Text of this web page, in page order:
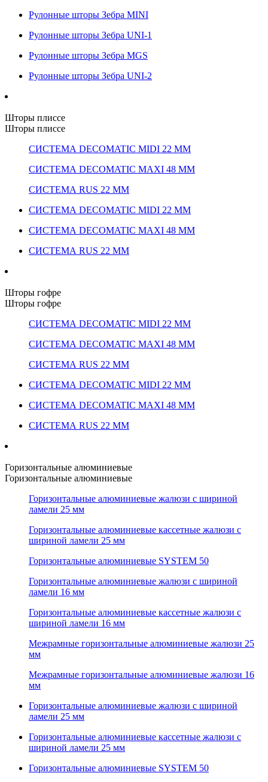
Рулонные шторы Зебра MINI
Рулонные шторы Зебра UNI-1
Рулонные шторы Зебра MGS
Рулонные шторы Зебра UNI-2
Шторы плиссе
Шторы плиссе
СИСТЕМА DECOMATIC MIDI 22 ММ
СИСТЕМА DECOMATIC MAXI 48 ММ
СИСТЕМА RUS 22 ММ
СИСТЕМА DECOMATIC MIDI 22 ММ
СИСТЕМА DECOMATIC MAXI 48 ММ
СИСТЕМА RUS 22 ММ
Шторы гофре
Шторы гофре
СИСТЕМА DECOMATIC MIDI 22 ММ
СИСТЕМА DECOMATIC MAXI 48 ММ
СИСТЕМА RUS 22 ММ
СИСТЕМА DECOMATIC MIDI 22 ММ
СИСТЕМА DECOMATIC MAXI 48 ММ
СИСТЕМА RUS 22 ММ
Горизонтальные алюминиевые
Горизонтальные алюминиевые
Горизонтальные алюминиевые жалюзи с шириной
ламели 25 мм
Горизонтальные алюминиевые кассетные жалюзи с
шириной ламели 25 мм
Горизонтальные алюминиевые SYSTEM 50
Горизонтальные алюминиевые жалюзи с шириной
ламели 16 мм
Горизонтальные алюминиевые кассетные жалюзи с
шириной ламели 16 мм
Межрамные горизонтальные алюминиевые жалюзи 25
мм
Межрамные горизонтальные алюминиевые жалюзи 16
мм
Горизонтальные алюминиевые жалюзи с шириной
ламели 25 мм
Горизонтальные алюминиевые кассетные жалюзи с
шириной ламели 25 мм
Горизонтальные алюминиевые SYSTEM 50